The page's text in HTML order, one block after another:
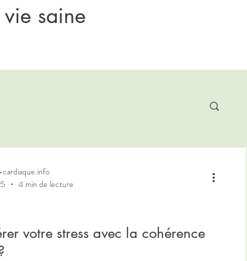
saine
votre stress avec la cohérence
4 min de lecture